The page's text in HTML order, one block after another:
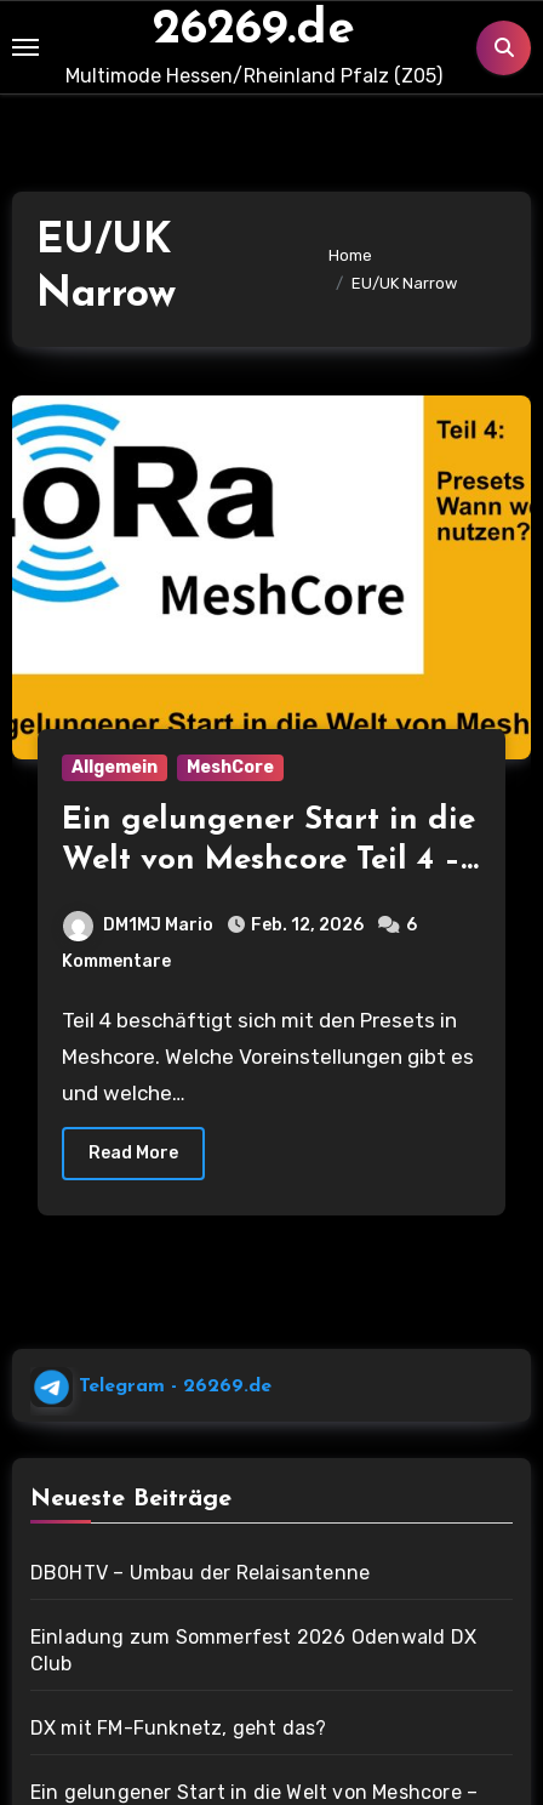
to
content
26269.de
Multimode Hessen/Rheinland Pfalz (Z05)
EU/UK
Narrow
Home
EU/UK Narrow
Allgemein MeshCore
Ein gelungener Start in die
Welt von Meshcore Teil 4 –
welche Presets gibt es und
werden?
DM1MJ Mario Feb. 12, 2026
6
Kommentare
Teil 4 beschäftigt sich mit den Presets in
Meshcore. Welche Voreinstellungen gibt es
und welche…
Read More
Telegram - 26269.de
Neueste Beiträge
DB0HTV – Umbau der Relaisantenne
Einladung zum Sommerfest 2026 Odenwald DX
Club
DX mit FM-Funknetz, geht das?
Ein gelungener Start in die Welt von Meshcore –